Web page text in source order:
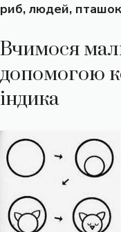
риб, людей,
Вчимося
допомогою
індика